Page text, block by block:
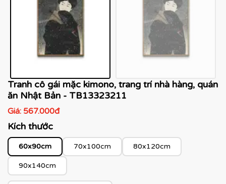
Tranh cô gái mặc kimono, trang trí nhà hàng, quán
ăn Nhật Bản - TB13323211
Giá: 567.000đ
Kích thước
60x90cm 70x100cm 80x120cm
90x140cm